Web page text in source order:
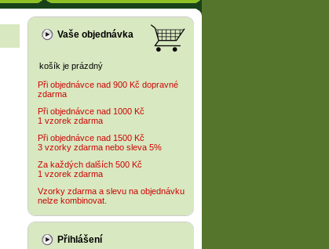
Vaše objednávka
košík je prázdný
Při objednávce nad 900 Kč dopravné
zdarma
Při objednávce nad 1000 Kč
1 vzorek zdarma
Při objednávce nad 1500 Kč
3 vzorky zdarma nebo sleva 5%
Za každých dalších 500 Kč
1 vzorek zdarma
Vzorky zdarma a slevu na objednávku
nelze kombinovat.
Přihlášení